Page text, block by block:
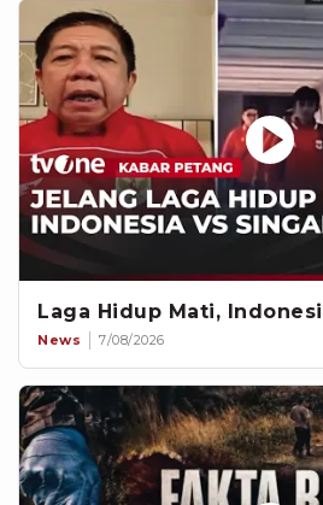
Laga Hidup Mati,
News 7/08/2026